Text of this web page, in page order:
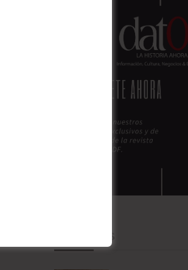
con
Max
de